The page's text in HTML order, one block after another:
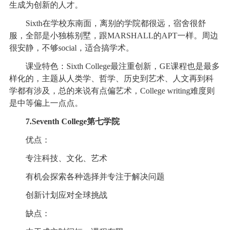
生成为创新的人才。
Sixth在学校东南面，离别的学院都很远，宿舍很舒
服，全部是小独栋别墅，跟MARSHALL的APT一样。周边
很安静，不够social，适合搞学术。
课业特色：Sixth College最注重创新，GE课程也是最多
样化的，主题从人类学、哲学、历史到艺术、人文再到科
学都有涉及，总的来说有点偏艺术，College writing难度则
是中等偏上一点点。
7.Seventh College第七学院
优点：
专注科技、文化、艺术
有机会探索各种选择并专注于解决问题
创新计划应对全球挑战
缺点：